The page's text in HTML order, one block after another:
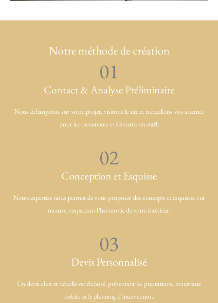
Notre méthode de création
01
Contact & Analyse Préliminaire
Nous échangeons sur votre projet, visitons le site et recueillons vos attentes
pour les ornements et éléments en staff.
02
Conception et Esquisse
Notre expertise nous permet de vous proposer des concepts et esquisses sur
mesure, respectant l’harmonie de votre intérieur.
03
Devis Personnalisé
Un devis clair et détaillé est élaboré, présentant les prestations, matériaux
nobles et le planning d’intervention.